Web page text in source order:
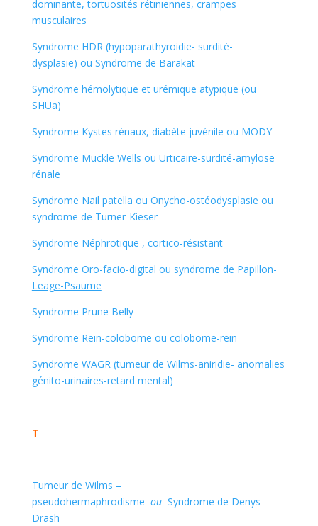
dominante, tortuosités rétiniennes, crampes
musculaires
Syndrome HDR (hypoparathyroidie- surdité-
dysplasie) ou Syndrome de Barakat
Syndrome hémolytique et urémique atypique (ou
SHUa)
Syndrome Kystes rénaux, diabète juvénile ou MODY
Syndrome Muckle Wells ou Urticaire-surdité-amylose
rénale
Syndrome Nail patella ou Onycho-ostéodysplasie ou
syndrome de Turner-Kieser
Syndrome Néphrotique , cortico-résistant
Syndrome Oro-facio-digital ou syndrome de Papillon-
Leage-Psaume
Syndrome Prune Belly
Syndrome Rein-colobome ou colobome-rein
Syndrome WAGR (tumeur de Wilms-aniridie- anomalies
génito-urinaires-retard mental)
T
Tumeur de Wilms –
pseudohermaphrodisme ouSyndrome de Denys-
Drash